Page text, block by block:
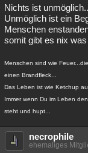
Nichts ist
Unmöglich ist ein
Menschen
somit gibt es nix
Menschen sind wie
einen Brandfleck...
Das Leben ist wie Ketchup
Immer wenn Du im Leben
steht und hupt...
necrophile
ehemaliges